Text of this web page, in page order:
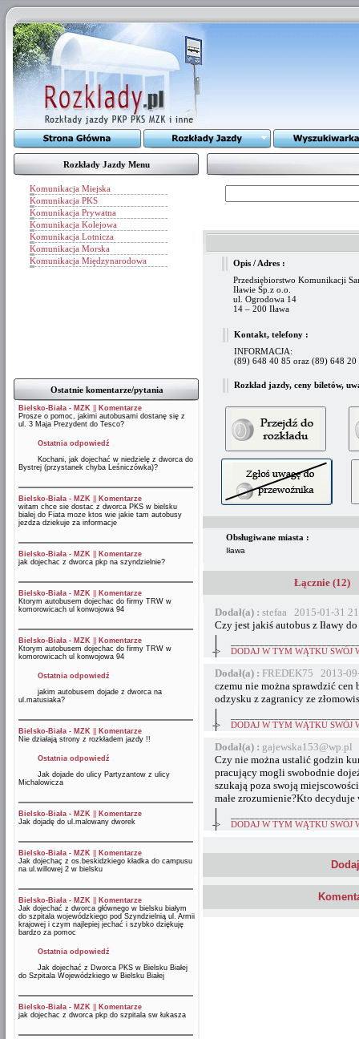
Rozkłady Jazdy Menu
Komunikacja Miejska
Komunikacja PKS
Komunikacja Prywatna
Komunikacja Kolejowa
Komunikacja Lotnicza
Komunikacja Morska
Komunikacja Międzynarodowa
Ostatnie komentarze/pytania
Bielsko-Biała - MZK
Komentarze
Prosze o pomoc, jakimi autobusami dostanę się z
ul. 3 Maja Prezydent do Tesco?
Ostatnia odpowiedź
Kochani, jak dojechać w niedzielę z dworca do
Bystrej (przystanek chyba Leśniczówka)?
Bielsko-Biała - MZK
Komentarze
witam chce sie dostac z dworca PKS w bielsku
bialej do Fiata moze ktos wie jakie tam autobusy
jezdza dziekuje za informacje
Bielsko-Biała - MZK
Komentarze
jak dojechac z dworca pkp na szyndzielnie?
Bielsko-Biała - MZK
Komentarze
Ktorym autobusem dojechac do firmy TRW w
komorowicach ul konwojowa 94
Bielsko-Biała - MZK
Komentarze
Ktorym autobusem dojechac do firmy TRW w
komorowicach ul konwojowa 94
Ostatnia odpowiedź
jakim autobusem dojade z dworca na
ul.matusiaka?
Bielsko-Biała - MZK
Komentarze
Nie działają strony z rozkładem jazdy !!
Ostatnia odpowiedź
Jak dojade do ulicy Partyzantow z ulicy
Michalowicza
Bielsko-Biała - MZK
Komentarze
Jak dojadę do ul.malowany dworek
Bielsko-Biała - MZK
Komentarze
Jak dojechaç z os.beskidzkiego kładka do campusu
na ul.willowej 2 w bielsku
Bielsko-Biała - MZK
Komentarze
Jak dojechać z dworca głównego w bielsku białym
do szpitala wojewódzkiego pod Szyndzielnią ul. Armii
krajowej i czym najlepiej jechać i szybko dziękuję
bardzo za pomoc
Ostatnia odpowiedź
Jak dojechać z Dworca PKS w Bielsku Białej
do Szpitala Wojewódzkiego w Bielsku Białej
Bielsko-Biała - MZK
Komentarze
jak dojechac z dworca pkp do szpitala sw łukasza
Opis / Adres :
Przedsiębiorstwo Komunikacji
Iławie Sp.z o.o.
ul. Ogrodowa 14
14 – 200 Iława
Kontakt, telefony :
INFORMACJA:
(89) 648 40 85 oraz (89) 648 20
Rozkład jazdy, ceny biletów,
Obsługiwane miasta :
Iława
Łącznie (12)
Dodał(a) : stefaa 2015-01-31
Czy jest jakiś autobus z Iławy do
->
DODAJ W TYM WĄTKU SWÓJ
Dodał(a) : FREDEK75 2013-
czemu nie można sprawdzić
odzysku z zagranicy ze
->
DODAJ W TYM WĄTKU SWÓJ
Dodał(a) :
Czy nie można ustalić godzin
pracujący mogli swobodnie
szukają poza swoją
małe zrozumienie?Kto decyduje
->
DODAJ W TYM WĄTKU SWÓJ